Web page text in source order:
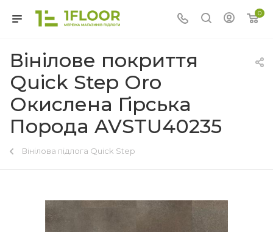
0
Вінілове покриття
Quick Step Oro
Окислена Гірська
Порода AVSTU40235
Вінілова підлога Quick Step